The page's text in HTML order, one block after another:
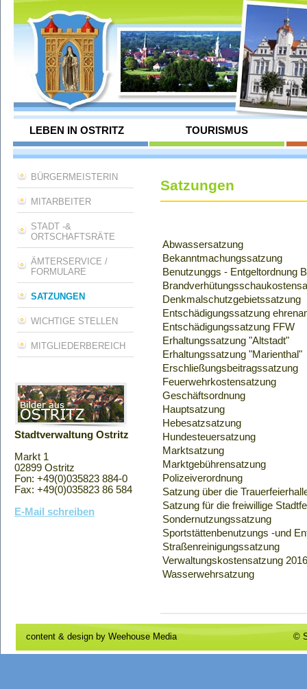
LEBEN IN OSTRITZ TOURISMUS
BÜRGERMEISTERIN
MITARBEITER
STADT -&
ORTSCHAFTSRÄTE
ÄMTERSERVICE /
FORMULARE
SATZUNGEN
WICHTIGE STELLEN
MITGLIEDERBEREICH
Stadtverwaltung Ostritz
Markt 1
02899 Ostritz
Fon: +49(0)035823 884-0
Fax: +49(0)035823 86 584
E-Mail schreiben
Satzungen
Abwassersatzung
Bekanntmachungssatzung
Benutzunggs - Entgeltordnung
Denkmalschutzgebietssatzung
Entschädigungssatzung
Entschädigungssatzung FFW
Erhaltungssatzung "Altstadt"
Erhaltungssatzung "Marienthal"
Erschließungsbeitragssatzung
Feuerwehrkostensatzung
Geschäftsordnung
Hauptsatzung
Hebesatzsatzung
Hundesteuersatzung
Marktsatzung
Marktgebührensatzung
Polizeiverordnung
Satzung über die
Satzung für die freiwillige
Sondernutzungssatzung
Sportstättenbenutzungs -und
Straßenreinigungssatzung
Verwaltungskostensatzung 2016
Wasserwehrsatzung
content & design by Weehouse Media ©